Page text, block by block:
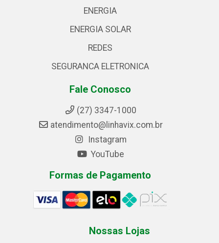
ENERGIA
ENERGIA SOLAR
REDES
SEGURANCA ELETRONICA
Fale Conosco
(27) 3347-1000
atendimento@linhavix.com.br
Instagram
YouTube
Formas de Pagamento
Nossas Lojas